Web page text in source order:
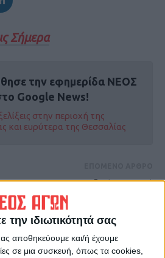
την ιδιωτικότητά σας
αποθηκεύουμε και/ή έχουμε
σε μια συσκευή, όπως τα cookies,
Σήμερα
την εφημερίδα ΝΕΟΣ
Google News!
στην περιοχή της
και ευρύτερα της Θεσσαλίας
της
Μαζικό αγροτικό
συλλαλητήριο μεταξύ
Παλαμά-Ιτέας 27/1/2022